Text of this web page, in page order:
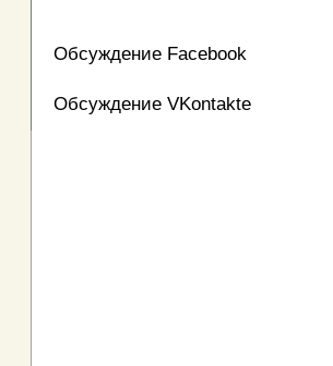
Обсуждение Facebook
Обсуждение VKontakte